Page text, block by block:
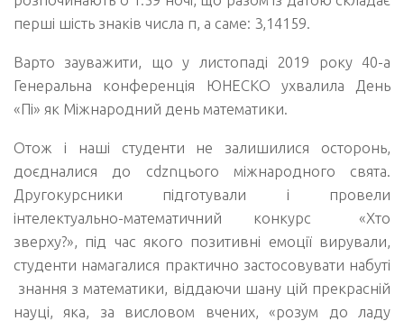
перші шість знаків числа π, а саме: 3,14159.
Варто зауважити, що у листопаді 2019 року 40-а
Генеральна конференція ЮНЕСКО ухвалила День
«Пі» як Міжнародний день математики.
Отож і наші студенти не залишилися осторонь,
доєдналися до cdznцього міжнародного свята.
Другокурсники підготували і провели
інтелектуально-математичний конкурс «Хто
зверху?», під час якого позитивні емоції вирували,
студенти намагалися практично застосовувати набуті
знання з математики, віддаючи шану цій прекрасній
науці, яка, за висловом вчених, «розум до ладу